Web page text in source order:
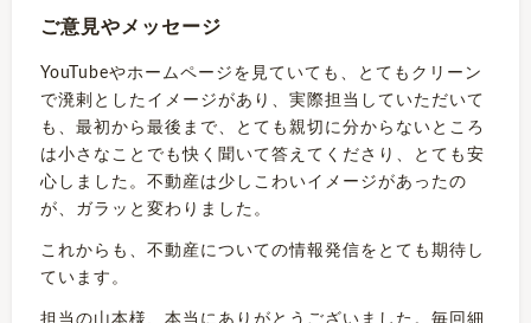
ご意見やメッセージ
YouTubeやホームページを見ていても、とてもクリーン
で溌剌としたイメージがあり、実際担当していただいて
も、最初から最後まで、とても親切に分からないところ
は小さなことでも快く聞いて答えてくださり、とても安
心しました。不動産は少しこわいイメージがあったの
が、ガラッと変わりました。
これからも、不動産についての情報発信をとても期待し
ています。
担当の山本様、本当にありがとうございました。毎回細